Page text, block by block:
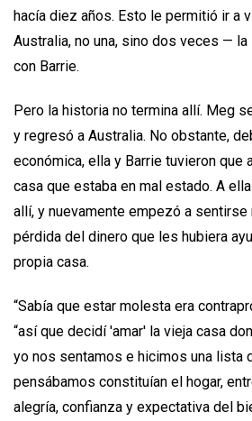
hacía diez años. Esto le permitió ir a
Australia, no una, sino dos veces —
con Barrie.
Pero la historia no termina allí. Meg
y regresó a Australia. No obstante,
económica, ella y Barrie tuvieron que
casa que estaba en mal estado. A
allí, y nuevamente empezó a
pérdida del dinero que les hubiera
propia casa.
“Sabía que estar molesta era
“así que decidí 'amar' la vieja casa
yo nos sentamos e hicimos una lista
pensábamos constituían el hogar,
alegría, confianza y expectativa del